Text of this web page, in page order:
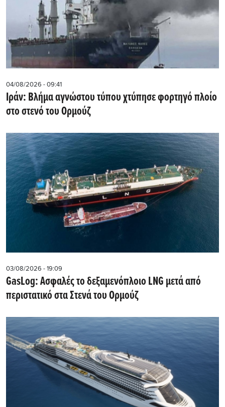
04/08/2026 - 09:41
Ιράν: Βλήμα αγνώστου τύπου χτύπησε φορτηγό πλοίο
στο στενό του Ορμούζ
03/08/2026 - 19:09
GasLog: Ασφαλές το δεξαμενόπλοιο LNG μετά από
περιστατικό στα Στενά του Ορμούζ